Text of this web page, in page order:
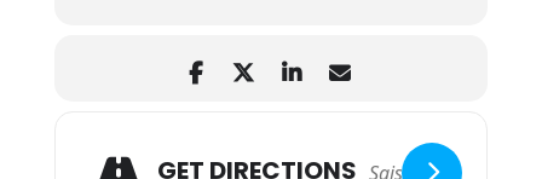
GET DIRECTIONS